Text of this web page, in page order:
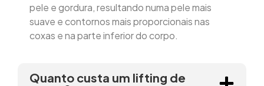
pele e gordura, resultando numa pele mais
suave e contornos mais proporcionais nas
coxas e na parte inferior do corpo.
Quanto custa um lifting de